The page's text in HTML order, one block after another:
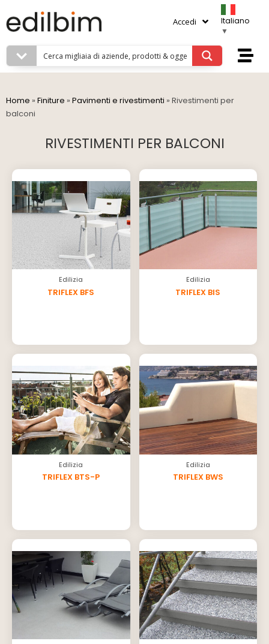
Accedi
Italiano
▼
Home » Finiture » Pavimenti e rivestimenti » Rivestimenti per
balconi
RIVESTIMENTI PER BALCONI
Edilizia
TRIFLEX BFS
Edilizia
TRIFLEX BIS
Edilizia
TRIFLEX BTS-P
Edilizia
TRIFLEX BWS